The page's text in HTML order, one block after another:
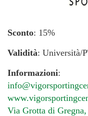
Sconto: 15%
Validità: Università/
Informazioni:
Via Grotta di